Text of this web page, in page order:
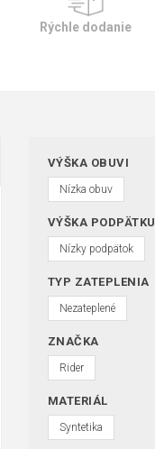
Rýchle dodanie
VÝŠKA OBUVI
Nízka obuv
VÝŠKA PODPÄTKU
Nízky podpätok
TYP ZATEPLENIA
Nezateplené
ZNAČKA
Rider
MATERIÁL
Syntetika